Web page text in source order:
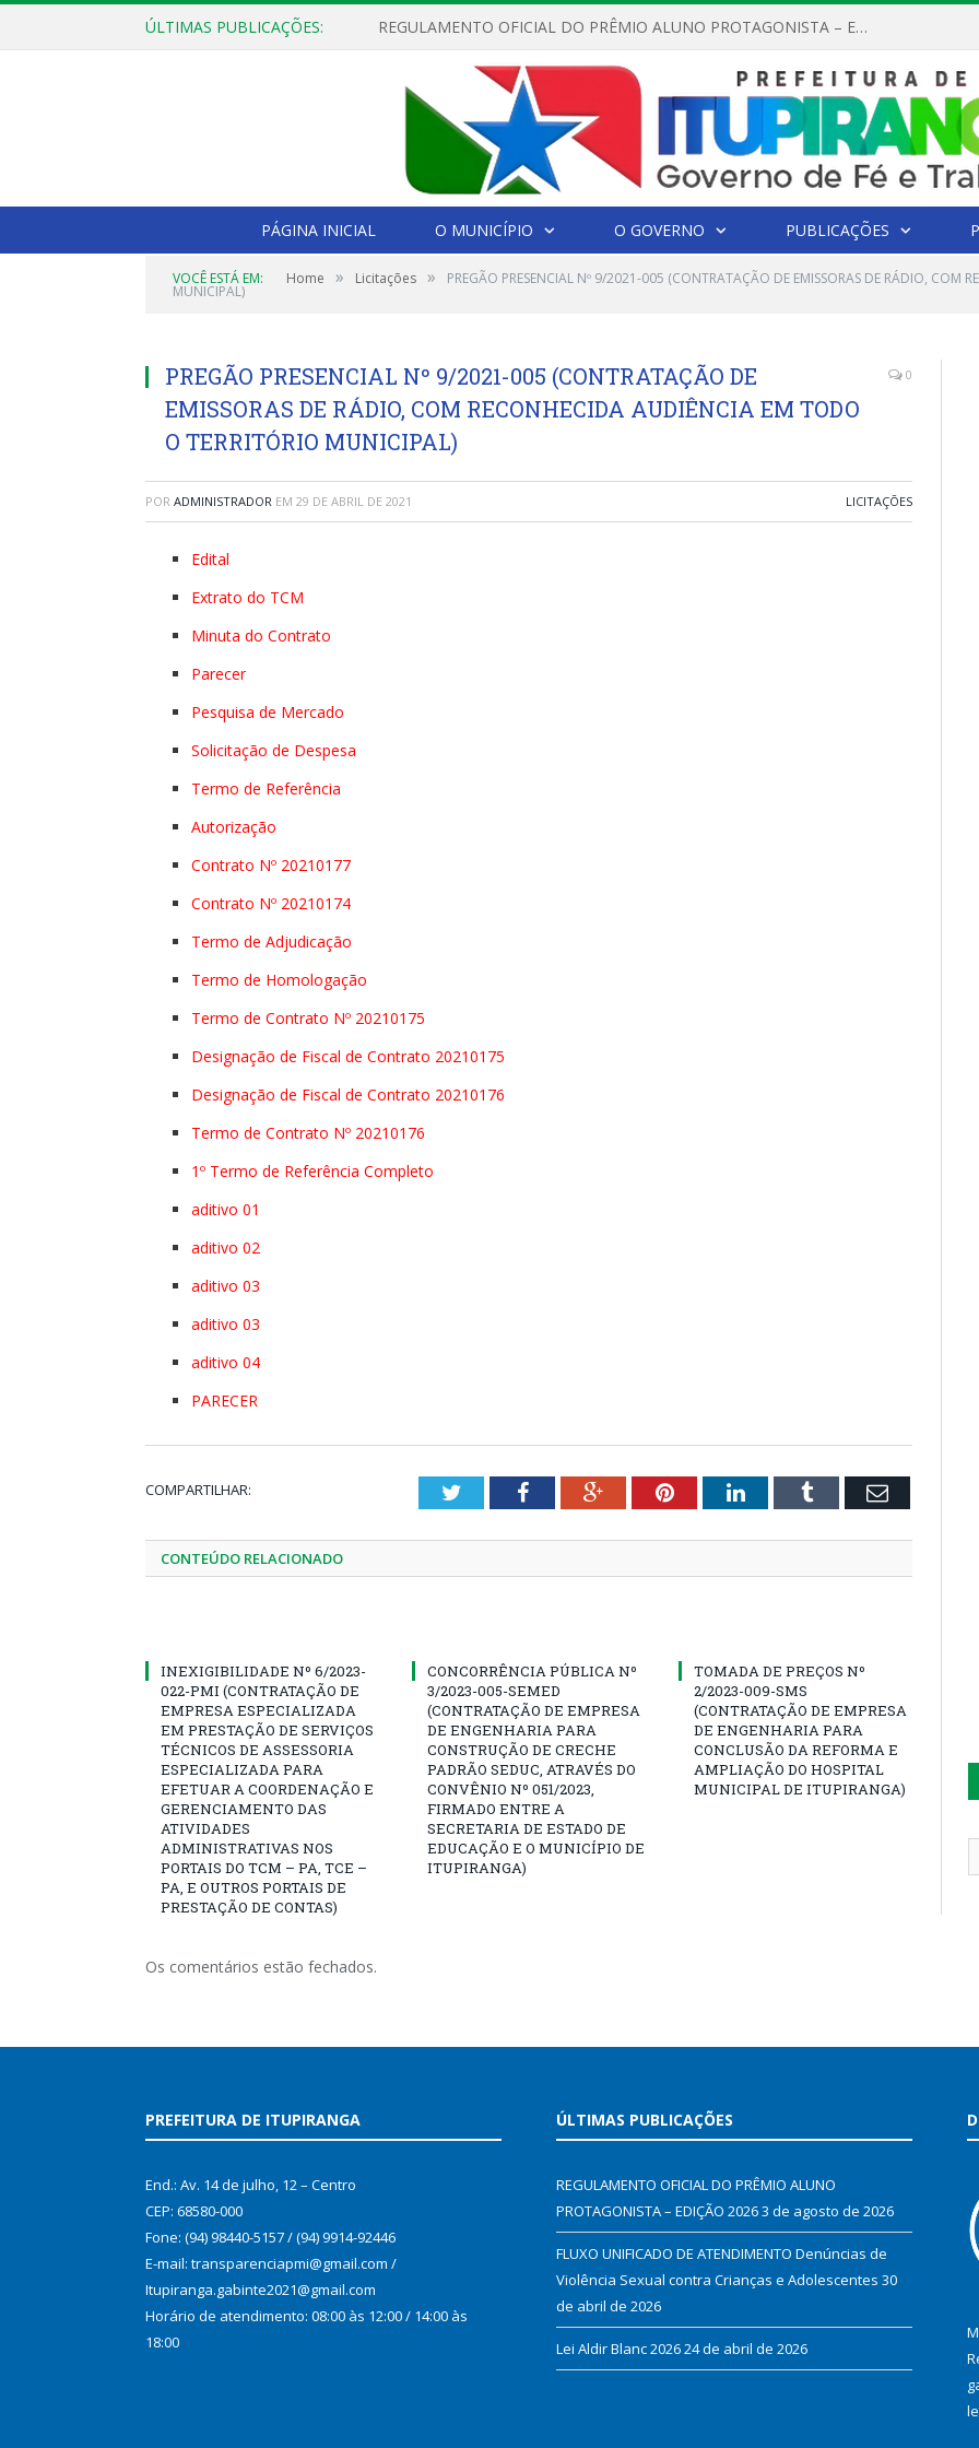
ÚLTIMAS PUBLICAÇÕES: REGULAMENTO OFICIAL DO PRÊMIO ALUNO PROTAGONISTA – EDIÇÃO 2026
PÁGINA INICIAL O MUNICÍPIO O GOVERNO PUBLICAÇÕES
VOCÊ ESTÁ EM: Home » Licitações » PREGÃO PRESENCIAL Nº 9/2021-005 (CONTRATAÇÃO DE EMISSORAS DE RÁDIO, COM
MUNICIPAL)
PREGÃO PRESENCIAL Nº 9/2021-005 (CONTRATAÇÃO DE
EMISSORAS DE RÁDIO, COM RECONHECIDA AUDIÊNCIA EM TODO
O TERRITÓRIO MUNICIPAL)
0
POR ADMINISTRADOR EM 29 DE ABRIL DE 2021 LICITAÇÕES
Edital
Extrato do TCM
Minuta do Contrato
Parecer
Pesquisa de Mercado
Solicitação de Despesa
Termo de Referência
Autorização
Contrato Nº 20210177
Contrato Nº 20210174
Termo de Adjudicação
Termo de Homologação
Termo de Contrato Nº 20210175
Designação de Fiscal de Contrato 20210175
Designação de Fiscal de Contrato 20210176
Termo de Contrato Nº 20210176
1º Termo de Referência Completo
aditivo 01
aditivo 02
aditivo 03
aditivo 03
aditivo 04
PARECER
COMPARTILHAR: TwitterFacebookGoogle+PinterestLinkedInTumblr Email
CONTEÚDO RELACIONADO
INEXIGIBILIDADE Nº 6/2023-
022-PMI (CONTRATAÇÃO DE
EMPRESA ESPECIALIZADA
EM PRESTAÇÃO DE SERVIÇOS
TÉCNICOS DE ASSESSORIA
ESPECIALIZADA PARA
EFETUAR A COORDENAÇÃO E
GERENCIAMENTO DAS
ATIVIDADES
ADMINISTRATIVAS NOS
PORTAIS DO TCM – PA, TCE –
PA, E OUTROS PORTAIS DE
PRESTAÇÃO DE CONTAS)
CONCORRÊNCIA PÚBLICA Nº
3/2023-005-SEMED
(CONTRATAÇÃO DE EMPRESA
DE ENGENHARIA PARA
CONSTRUÇÃO DE CRECHE
PADRÃO SEDUC, ATRAVÉS DO
CONVÊNIO Nº 051/2023,
FIRMADO ENTRE A
SECRETARIA DE ESTADO DE
EDUCAÇÃO E O MUNICÍPIO DE
ITUPIRANGA)
TOMADA DE PREÇOS Nº
2/2023-009-SMS
(CONTRATAÇÃO DE EMPRESA
DE ENGENHARIA PARA
CONCLUSÃO DA REFORMA E
AMPLIAÇÃO DO HOSPITAL
MUNICIPAL DE ITUPIRANGA)
Os comentários estão fechados.
PREFEITURA DE ITUPIRANGA
End.: Av. 14 de julho, 12 – Centro
CEP: 68580-000
Fone: (94) 98440-5157 / (94) 9914-92446
E-mail: transparenciapmi@gmail.com /
Itupiranga.gabinte2021@gmail.com
Horário de atendimento: 08:00 às 12:00 / 14:00 às
18:00
ÚLTIMAS PUBLICAÇÕES
REGULAMENTO OFICIAL DO PRÊMIO ALUNO
PROTAGONISTA – EDIÇÃO 20263 de agosto de 2026
FLUXO UNIFICADO DE ATENDIMENTO Denúncias de
Violência Sexual contra Crianças e Adolescentes 30
de abril de 2026
Lei Aldir Blanc 202624 de abril de 2026